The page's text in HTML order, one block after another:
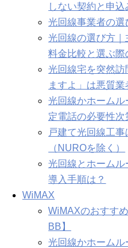
しない契約と申込
光回線事業者の
光回線の選び方｜
料金比較と選ぶ際
光回線宅を突然訪
ますよ」は悪質業
光回線かホームル
定電話の必要性次
戸建て光回線工
（NUROを除く）
光回線とホーム
導入手順は？
WiMAX
WiMAXのおすす
BB】
光回線かホームル